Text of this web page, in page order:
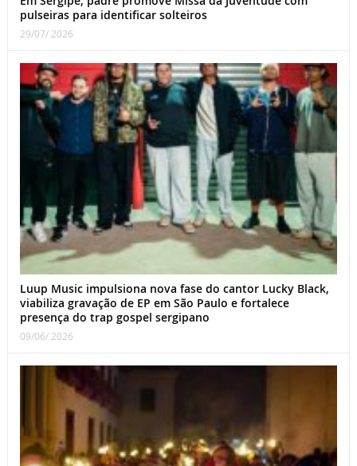
pulseiras para identificar solteiros
29/07/ 2026
Luup Music impulsiona nova fase do cantor Lucky Black,
viabiliza gravação de EP em São Paulo e fortalece
presença do trap gospel sergipano
09/06/ 2026